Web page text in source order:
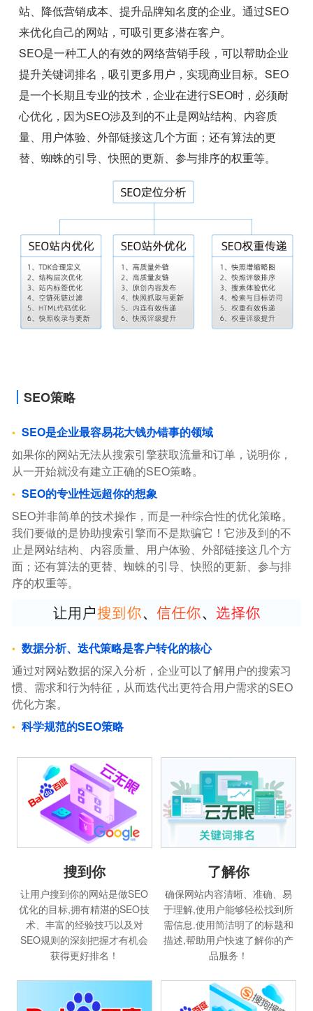
站、降低营销成本、提升品牌知名度的企业。通过SEO
来优化自己的网站，可吸引更多潜在客户。
SEO是一种工人的有效的网络营销手段，可以帮助企业
提升关键词排名，吸引更多用户，实现商业目标。SEO
是一个长期且专业的技术，企业在进行SEO时，必须耐
心优化，因为SEO涉及到的不止是网站结构、内容质
量、用户体验、外部链接这几个方面；还有算法的更
替、蜘蛛的引导、快照的更新、参与排序的权重等。
SEO策略
SEO是企业最容易花大钱办错事的领域
如果你的网站无法从搜索引擎获取流量和订单，说明你，
从一开始就没有建立正确的SEO策略。
SEO的专业性远超你的想象
SEO并非简单的技术操作，而是一种综合性的优化策略。
我们要做的是协助搜索引擎而不是欺骗它！它涉及到的不
止是网站结构、内容质量、用户体验、外部链接这几个方
面；还有算法的更替、蜘蛛的引导、快照的更新、参与排
序的权重等。
数据分析、迭代策略是客户转化的核心
通过对网站数据的深入分析，企业可以了解用户的搜索习
惯、需求和行为特征，从而迭代出更符合用户需求的SEO
优化方案。
科学规范的SEO策略
搜到你
让用户搜到你的网站是做SEO
优化的目标,拥有精湛的SEO技
术、丰富的经验技巧以及对
SEO规则的深刻把握才有机会
获得更好排名！
了解你
确保网站内容清晰、准确、易
于理解,使用户能够轻松找到所
需信息.使用简洁明了的标题和
描述,帮助用户快速了解你的产
品服务！